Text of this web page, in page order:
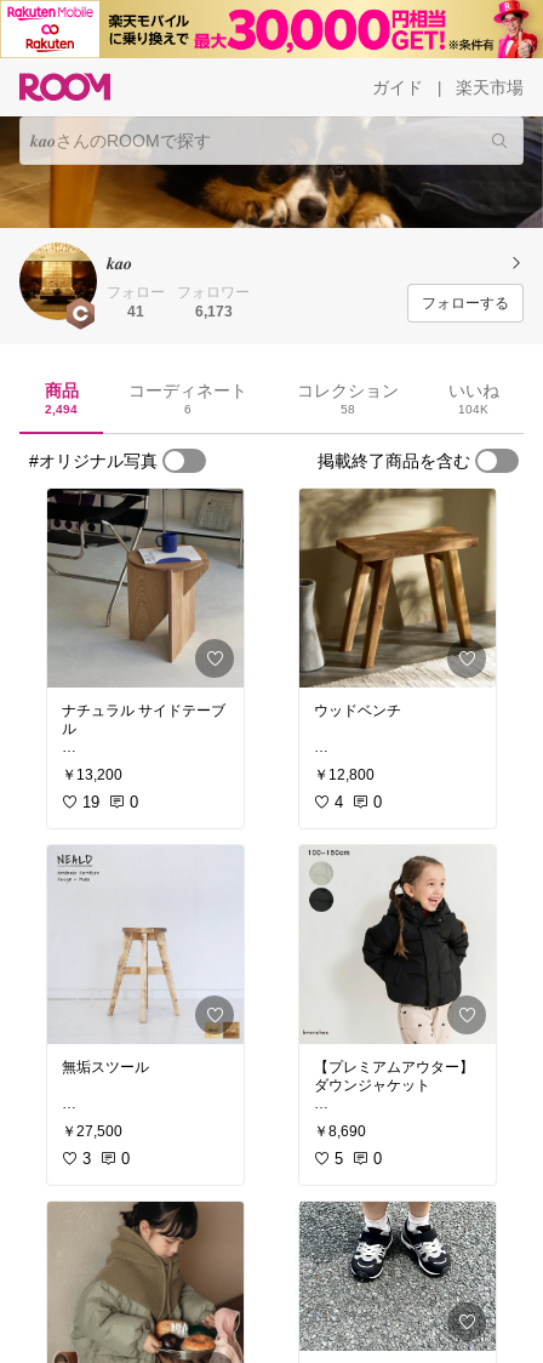
ガイド 楽天市場
𝒌𝒂𝒐
フォロー
41
フォロワー
6,173
フォローする
商品
2,494
コーディネート
6
コレクション
58
いいね
104K
#オリジナル写真 掲載終了商品を含む
ナチュラル サイドテーブ
ル
#サイドテーブル
￥13,200
19 0
無垢スツール
#スツール
マン
#チェア
ィンテージ
#インダスト
#モノトーンイン
#一人暮らし
人暮らし
#ベッドルーム
￥27,500
3 0
ウッドベンチ
#ベンチ #ウッドベンチ
古材
#チーク
チェア
#フラワー
スタンド
#飾り台 鉢
き #玄関スツール
#子供
部屋
￥12,800
4 0
【プレミアムアウター】
ダウンジャケット
暖かそうだし、フード外
せていい✔︎
#ダウン #ダウンジャケッ
ト #子供服 #子ども服 #キ
ッズ #ジュニア #子供
￥8,690
5 0